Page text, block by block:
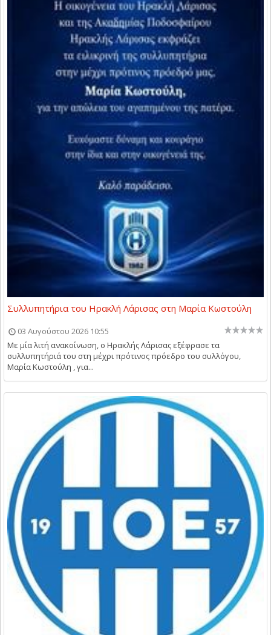
Συλλυπητήρια του Ηρακλή Λάρισας στη Μαρία Κωστούλη
03 Αυγούστου 2026 10:55
Με μία λιτή ανακοίνωση, ο Ηρακλής Λάρισας εξέφρασε τα
συλλυπητήριά του στη μέχρι πρότινος πρόεδρο του συλλόγου,
Μαρία Κωστούλη , για...